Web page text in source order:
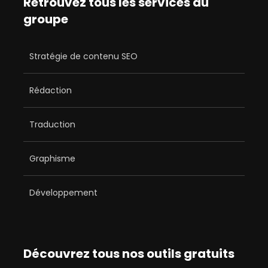
groupe
Stratégie de contenu SEO
Rédaction
Traduction
Graphisme
Développement
Découvrez tous nos outils gratuits